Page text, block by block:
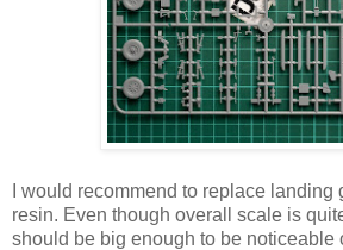
I would recommend to replace landing
resin. Even though overall scale is
should be big enough to be noticeable